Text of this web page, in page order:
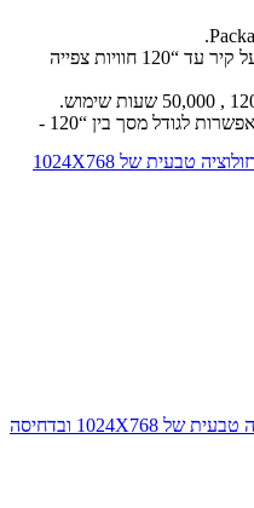
מקרן וידאו LUMENS 3000 להקרנה על קיר עד “120 חוויות צפייה
מסך ענק צפייה ברמת קולנוע ביתי עם אפשרות לגודל מסך בין “120 -
מקרן Viewsonic דגם PS501X רזולוציה טבעית של 1024X768 ובדחיסה